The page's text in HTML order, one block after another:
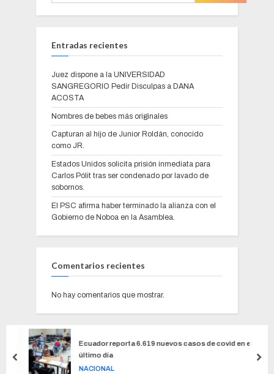
Entradas recientes
Juez dispone a la UNIVERSIDAD
SANGREGORIO Pedir Disculpas a DANA
ACOSTA
Nombres de bebes más originales
Capturan al hijo de Junior Roldán, conocido
como JR.
Estados Unidos solicita prisión inmediata para
Carlos Pólit tras ser condenado por lavado de
sobornos.
El PSC afirma haber terminado la alianza con el
Gobierno de Noboa en la Asamblea.
Comentarios recientes
No hay comentarios que mostrar.
Ecuador reporta 6.619 nuevos casos de covid en el
último día
NACIONAL